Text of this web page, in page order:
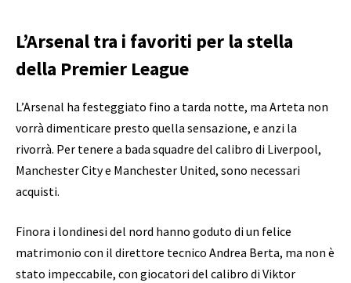
L’Arsenal tra i favoriti per la stella
della Premier League
L’Arsenal ha festeggiato fino a tarda notte, ma Arteta non
vorrà dimenticare presto quella sensazione, e anzi la
rivorrà. Per tenere a bada squadre del calibro di Liverpool,
Manchester City e Manchester United, sono necessari
acquisti.
Finora i londinesi del nord hanno goduto di un felice
matrimonio con il direttore tecnico Andrea Berta, ma non è
stato impeccabile, con giocatori del calibro di Viktor